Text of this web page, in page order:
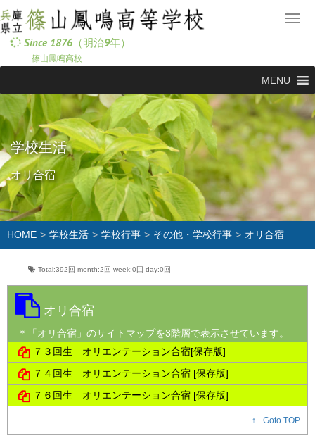
メ
ー
Since 1876（明治9年）
篠山鳳鳴高校
MENU
学校生活
オリ合宿
HOME 学校生活 学校行事 その他・学校行事 オリ合宿
Total:392回 month:2回 week:0回 day:0回
オリ合宿
＊「オリ合宿」のサイトマップを3階層で表示させています。
７３回生 オリエンテーション合宿[保存版]
７４回生 オリエンテーション合宿 [保存版]
７６回生 オリエンテーション合宿 [保存版]
↑_ Goto TOP